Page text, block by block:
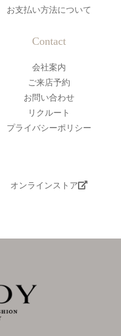
お支払い方法について
Contact
会社案内
ご来店予約
お問い合わせ
リクルート
プライバシーポリシー
オンラインストア